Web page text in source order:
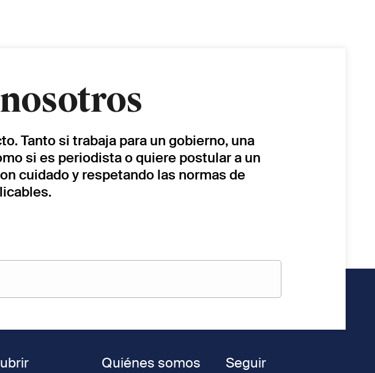
Tanto si trabaja para un gobierno, una
si es periodista o quiere postular a un
cuidado y respetando las normas de
Quiénes somos Seguir